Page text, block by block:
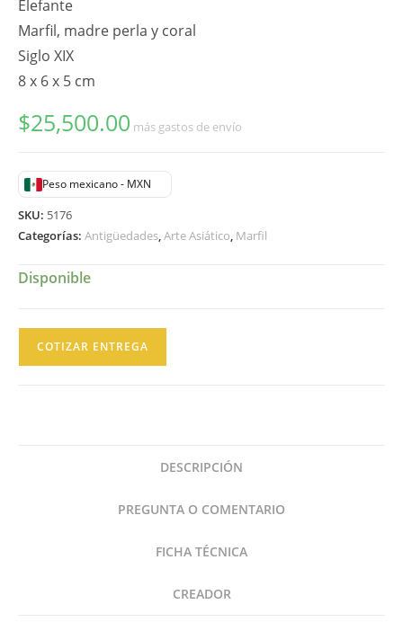
Elefante
Marfil, madre perla y coral
Siglo XIX
8 x 6 x 5 cm
$25,500.00 más gastos de envío
Peso mexicano - MXN
SKU: 5176
Categorías: Antigüedades,Arte Asiático, Marfil
Disponible
COTIZAR ENTREGA
DESCRIPCIÓN
PREGUNTA O COMENTARIO
FICHA TÉCNICA
CREADOR